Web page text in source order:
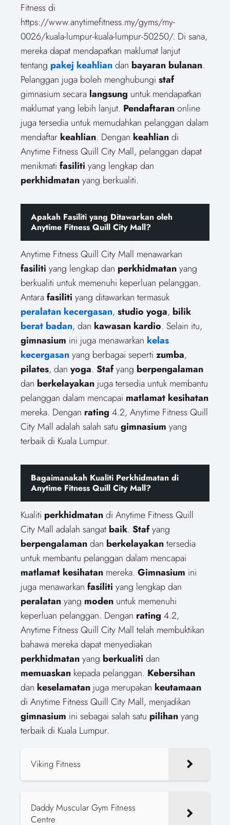
Fitness di
https://www.anytimefitness.my/gyms/my-
0026/kuala-lumpur-kuala-lumpur-50250/. Di sana,
mereka dapat mendapatkan maklumat lanjut
tentang pakej keahliandan bayaran bulanan.
Pelanggan juga boleh menghubungi staf
gimnasium secara langsung untuk mendapatkan
maklumat yang lebih lanjut. Pendaftaranonline
juga tersedia untuk memudahkan pelanggan dalam
mendaftar keahlian. Dengan keahliandi
Anytime Fitness Quill City Mall, pelanggan dapat
menikmati fasiliti yang lengkap dan
perkhidmatanyang berkualiti.
Apakah Fasiliti yang Ditawarkan oleh
Anytime Fitness Quill City Mall?
Anytime Fitness Quill City Mall menawarkan
fasiliti yang lengkap dan perkhidmatanyang
berkualiti untuk memenuhi keperluan pelanggan.
Antarafasiliti yang ditawarkan termasuk
peralatan kecergasan, studio yoga, bilik
berat badan, dan kawasan kardio. Selain itu,
gimnasium ini juga menawarkan kelas
kecergasanyang berbagai seperti zumba,
pilates, dan yoga. Stafyang berpengalaman
dan berkelayakan juga tersedia untuk membantu
pelanggan dalam mencapai matlamat kesihatan
mereka. Dengan rating 4.2, Anytime Fitness Quill
City Mall adalah salah satu gimnasium yang
terbaik di Kuala Lumpur.
Bagaimanakah Kualiti Perkhidmatan di
Anytime Fitness Quill City Mall?
Kualiti perkhidmatandi Anytime Fitness Quill
City Mall adalah sangat baik. Stafyang
berpengalamandan berkelayakantersedia
untuk membantu pelanggan dalam mencapai
matlamat kesihatan mereka. Gimnasium ini
juga menawarkan fasiliti yang lengkap dan
peralatanyang moden untuk memenuhi
keperluan pelanggan. Dengan rating 4.2,
Anytime Fitness Quill City Mall telah membuktikan
bahawa mereka dapat menyediakan
perkhidmatanyang berkualiti dan
memuaskan kepada pelanggan. Kebersihan
dan keselamatan juga merupakan keutamaan
di Anytime Fitness Quill City Mall, menjadikan
gimnasium ini sebagai salah satu pilihanyang
terbaik di Kuala Lumpur.
Viking Fitness
Daddy Muscular Gym Fitness
Centre